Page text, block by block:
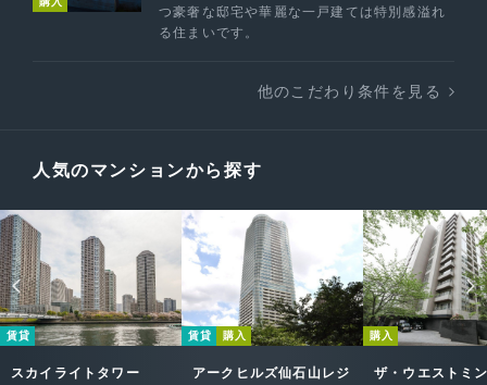
つ豪奢な邸宅や華麗な一戸建ては特別感溢れ
る住まいです。
他のこだわり条件を見る
人気のマンションから探す
賃貸
スカイライトタワー
賃貸 購入
アークヒルズ仙石山レジ
購入
ザ・ウエストミ